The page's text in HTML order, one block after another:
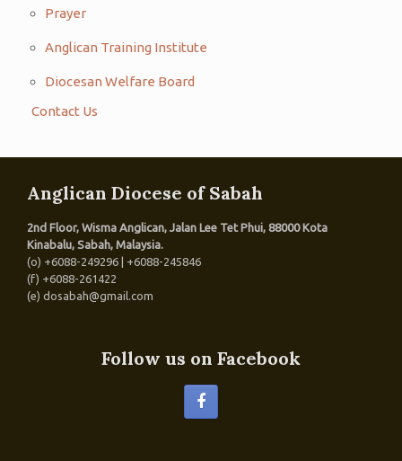
Prayer
Anglican Training Institute
Diocesan Welfare Board
Contact Us
Anglican Diocese of Sabah
2nd Floor, Wisma Anglican, Jalan Lee Tet Phui, 88000 Kota
Kinabalu, Sabah, Malaysia.
(o) +6088-249296 | +6088-245846
(f) +6088-261422
(e) dosabah@gmail.com
Follow us on Facebook